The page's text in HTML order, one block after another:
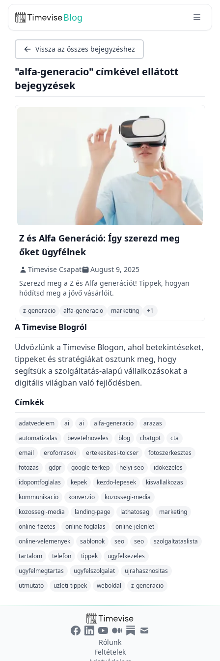
Blog
Vissza az összes bejegyzéshez
"alfa-generacio" címkével ellátott
bejegyzések
Z és Alfa Generáció: Így szerezd meg
őket ügyfélnek
Timevise Csapat
August 9, 2025
Szerezd meg a Z és Alfa generációt! Tippek, hogyan
hódítsd meg a jövő vásárlóit.
z-generacio alfa-generacio marketing +1
A Timevise Blogról
Üdvözlünk a Timevise Blogon, ahol betekintéseket,
tippeket és stratégiákat osztunk meg, hogy
segítsük a szolgáltatás-alapú vállalkozásokat a
digitális világban való fejlődésben.
Címkék
adatvedelem ai ai alfa-generacio
arazas
automatizalas
bevetelnoveles blog chatgpt
cta
email
eroforrasok ertekesitesi-tolcser
fotoszerkesztes
fotozas
gdpr google-terkep helyi-seo
idokezeles
idopontfoglalas
kepek kezdo-lepesek
kisvallalkozas
kommunikacio
konverzio
kozossegi-media
kozossegi-media
landing-page lathatosag
marketing
online-fizetes
online-foglalas
online-jelenlet
online-velemenyek
sablonok seo seo
szolgaltataslista
tartalom
telefon tippek
ugyfelkezeles
ugyfelmegtartas
ugyfelszolgalat
ujrahasznositas
utmutato
uzleti-tippek weboldal z-generacio
Rólunk
Feltételek